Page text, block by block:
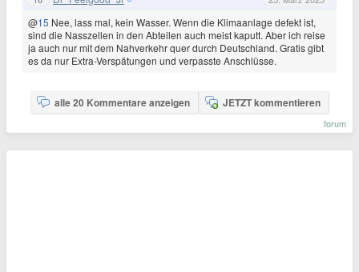
@15 Nee, lass mal, kein Wasser. Wenn die Klimaanlage defekt ist,
sind die Nasszellen in den Abteilen auch meist kaputt. Aber ich reise
ja auch nur mit dem Nahverkehr quer durch Deutschland. Gratis gibt
es da nur Extra-Verspätungen und verpasste Anschlüsse.
alle 20 Kommentare anzeigen JETZT kommentieren
forum